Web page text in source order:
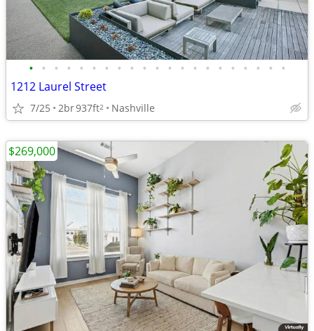
• • • • • • • • • • • • • • • • • • • • •
1212 Laurel Street
7/25 2br937ft2 Nashville
$269,000